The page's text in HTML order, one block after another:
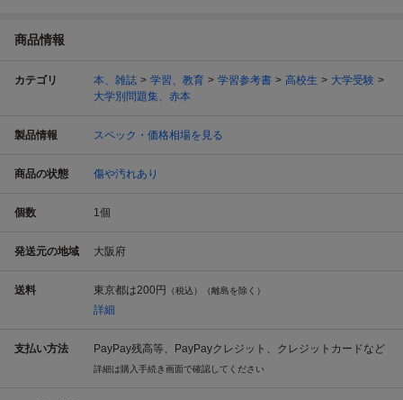
商品情報
カテゴリ 本、雑誌 学習、教育 学習参考書 高校生
大学受験
大学別問題集、赤本
製品情報 スペック・価格相場を見る
商品の状態 傷や汚れあり
個数 1個
発送元の地域 大阪府
送料 東京都は200円 （税込）（離島を除く）
詳細
支払い方法 PayPay残高等、PayPayクレジット、クレジットカードなど
詳細は購入手続き画面で確認してください